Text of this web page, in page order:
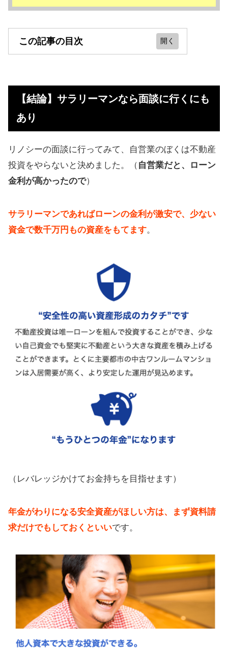
この記事の目次
くにもあり
【仕組み】中古のワンルームマンシ
ョンのオーナーになる
GA technologies（ジーエーテクノロ
ジーズ）の詳細
リノシーの評判、口コミ
面談やってみた！デメリットまとめ
【結論】サラリーマンなら面談に行くにも
あり
リノシーの面談に行ってみて、自営業のぼくは不動産
投資をやらないと決めました。（ 自営業だと、ローン
金利が高かったので）
サラリーマンであればローンの金利が激安で、少ない
資金で数千万円もの資産をもてます。
（レバレッジかけてお金持ちを目指せます）
年金がわりになる安全資産がほしい方は、まず資料請
求だけでもしておくといいです。